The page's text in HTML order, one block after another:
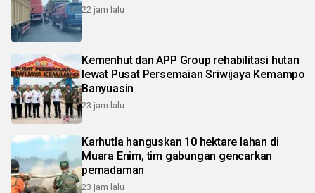
22 jam lalu
Kemenhut dan APP Group rehabilitasi hutan
lewat Pusat Persemaian Sriwijaya Kemampo
Banyuasin
23 jam lalu
Karhutla hanguskan 10 hektare lahan di
Muara Enim, tim gabungan gencarkan
pemadaman
23 jam lalu